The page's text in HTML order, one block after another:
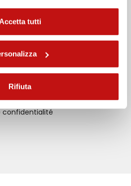
Accetta tutti
Rifiuta
confidentialité